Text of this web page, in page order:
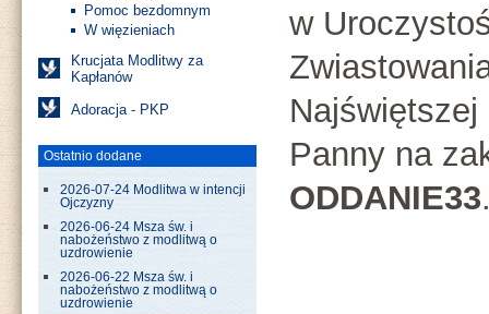
Pomoc bezdomnym
W więzieniach
Krucjata Modlitwy za
Kapłanów
Adoracja - PKP
Ostatnio dodane
2026-07-24 Modlitwa w intencji
Ojczyzny
2026-06-24 Msza św. i
nabożeństwo z modlitwą o
uzdrowienie
2026-06-22 Msza św. i
nabożeństwo z modlitwą o
uzdrowienie
w
Najświętszej
Panny na
ODDANIE33